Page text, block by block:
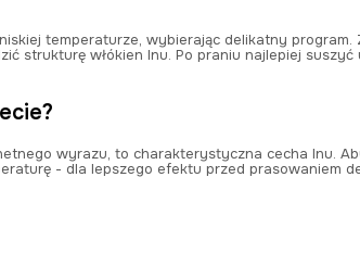
temperaturze, wybierając delikatny program.
strukturę włókien lnu. Po praniu najlepiej
wyrazu, to charakterystyczna cecha lnu.
- dla lepszego efektu przed prasowaniem